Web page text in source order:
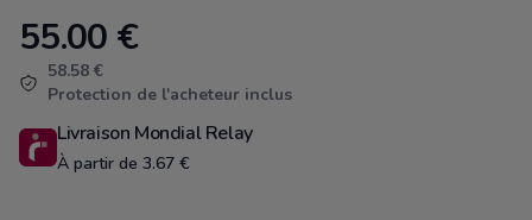
Product information
55.00 €
58.58 €
Protection de l'acheteur inclus
Livraison Mondial Relay
À partir de 3.67 €